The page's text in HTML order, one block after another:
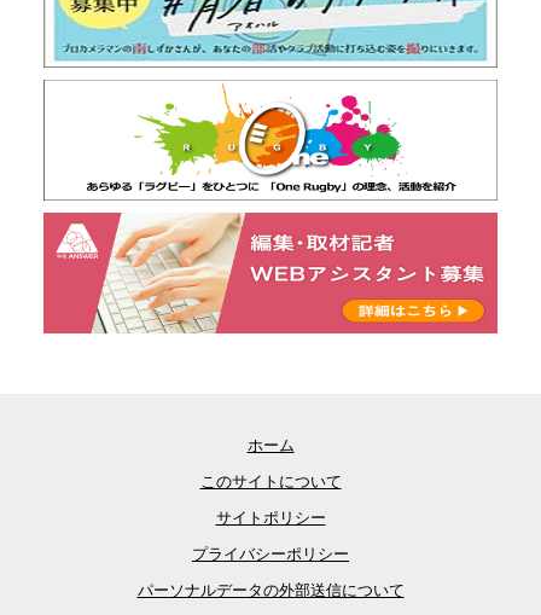
ホーム
このサイトについて
サイトポリシー
プライバシーポリシー
パーソナルデータの外部送信について